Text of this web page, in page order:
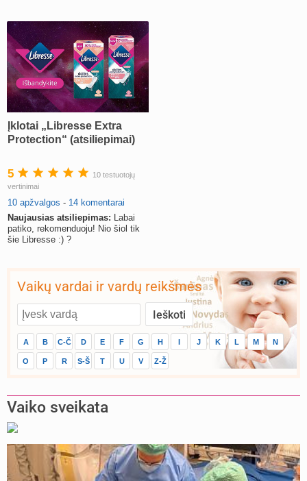
Įklotai „Libresse Extra
Protection“ (atsiliepimai)
5
10 testuotojų
vertinimai
10 apžvalgos - 14 komentarai
Naujausias atsiliepimas: Labai
patiko, rekomenduoju! Nio šiol tik
šie Libresse :) ?
Vaikų vardai ir vardų reikšmės
A B C-Č D E F G H I J K L M N
O P R S-Š T U V Z-Ž
Vaiko sveikata